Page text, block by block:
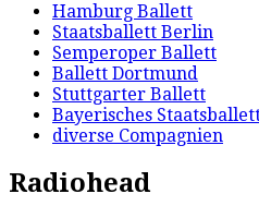
Hamburg Ballett
Staatsballett Berlin
Semperoper Ballett
Ballett Dortmund
Stuttgarter Ballett
Bayerisches
diverse Compagnien
Radiohead